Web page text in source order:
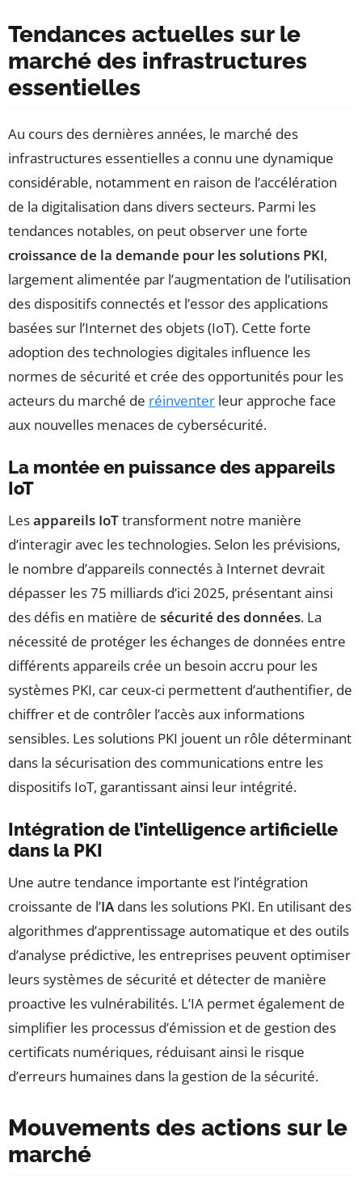
Tendances actuelles sur le
marché des infrastructures
essentielles
Au cours des dernières années, le marché des
infrastructures essentielles a connu une dynamique
considérable, notamment en raison de l’accélération
de la digitalisation dans divers secteurs. Parmi les
tendances notables, on peut observer une forte
croissance de la demande pour les solutions PKI,
largement alimentée par l’augmentation de l’utilisation
des dispositifs connectés et l’essor des applications
basées sur l’Internet des objets (IoT). Cette forte
adoption des technologies digitales influence les
normes de sécurité et crée des opportunités pour les
acteurs du marché de réinventer leur approche face
aux nouvelles menaces de cybersécurité.
La montée en puissance des appareils
IoT
Lesappareils IoTtransforment notre manière
d’interagir avec les technologies. Selon les prévisions,
le nombre d’appareils connectés à Internet devrait
dépasser les 75 milliards d’ici 2025, présentant ainsi
des défis en matière de sécurité des données. La
nécessité de protéger les échanges de données entre
différents appareils crée un besoin accru pour les
systèmes PKI, car ceux-ci permettent d’authentifier, de
chiffrer et de contrôler l’accès aux informations
sensibles. Les solutions PKI jouent un rôle déterminant
dans la sécurisation des communications entre les
dispositifs IoT, garantissant ainsi leur intégrité.
Intégration de l’intelligence artificielle
dans la PKI
Une autre tendance importante est l’intégration
croissante de l’IA dans les solutions PKI. En utilisant des
algorithmes d’apprentissage automatique et des outils
d’analyse prédictive, les entreprises peuvent optimiser
leurs systèmes de sécurité et détecter de manière
proactive les vulnérabilités. L’IA permet également de
simplifier les processus d’émission et de gestion des
certificats numériques, réduisant ainsi le risque
d’erreurs humaines dans la gestion de la sécurité.
Mouvements des actions sur le
marché